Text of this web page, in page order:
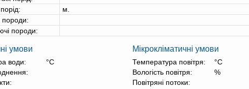
м.
породи:
породи:
умови
води:
°С
Мікрокліматичні умови
Температура повітря:
°С
Вологість повітря:
%
Повітряні потоки: